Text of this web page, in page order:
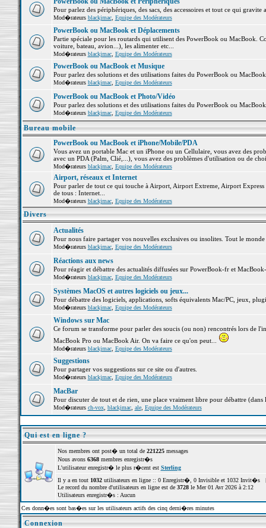
Pour parlez des périphériques, des sacs, des accessoires et tout ce qui
Mod�rateurs blackjmac, Equipe des Modérateurs
PowerBook ou MacBook et Déplacements
Partie spéciale pour les routards qui utilisent des PowerBook ou MacBook.
voiture, bateau, avion...), les alimenter etc...
Mod�rateurs blackjmac, Equipe des Modérateurs
PowerBook ou MacBook et Musique
Pour parlez des solutions et des utilisations faites du PowerBook ou
Mod�rateurs blackjmac, Equipe des Modérateurs
PowerBook ou MacBook et Photo/Vidéo
Pour parlez des solutions et des utilisations faites du PowerBook ou
Mod�rateurs blackjmac, Equipe des Modérateurs
Bureau mobile
PowerBook ou MacBook et iPhone/Mobile/PDA
Vous avez un portable Mac et un iPhone ou un Cellulaire, vous avez des
avec un PDA (Palm, Clié,...), vous avez des problèmes d'utilisation ou de
Mod�rateurs blackjmac, Equipe des Modérateurs
Airport, réseaux et Internet
Pour parler de tout ce qui touche à Airport, Airport Extreme, Airport
de tous : Internet...
Mod�rateurs blackjmac, Equipe des Modérateurs
Divers
Actualités
Pour nous faire partager vos nouvelles exclusives ou insolites. Tout le
Mod�rateurs blackjmac, Equipe des Modérateurs
Réactions aux news
Pour réagir et débattre des actualités diffusées sur PowerBook-fr et
Mod�rateurs blackjmac, Equipe des Modérateurs
Systèmes MacOS et autres logiciels ou jeux...
Pour débattre des logiciels, applications, softs équivalents Mac/PC, jeux,
Mod�rateurs blackjmac, Equipe des Modérateurs
Windows sur Mac
Ce forum se transforme pour parler des soucis (ou non) rencontrés lors de
MacBook Pro ou MacBook Air. On va faire ce qu'on peut...
Mod�rateurs blackjmac, Equipe des Modérateurs
Suggestions
Pour partager vos suggestions sur ce site ou d'autres.
Mod�rateurs blackjmac, Equipe des Modérateurs
MacBar
Pour discuter de tout et de rien, une place vraiment libre pour débattre (dans
Mod�rateurs ch-vox, blackjmac, ale, Equipe des Modérateurs
Qui est en ligne ?
Nos membres ont post� un total de 221225messages
Nous avons 6368membres enregistr�s
L'utilisateur enregistr� le plus r�cent est Sterling
Il y a en tout 1032utilisateurs en ligne :: 0 Enregistr�, 0 Invisible et 1032 Invit�s
Le record du nombre d'utilisateurs en ligne est de 3728le Mer 01 Avr 2026 à 2:12
Utilisateurs enregistr�s : Aucun
Ces donn�es sont bas�es sur les utilisateurs actifs des cinq derni�res minutes
Connexion